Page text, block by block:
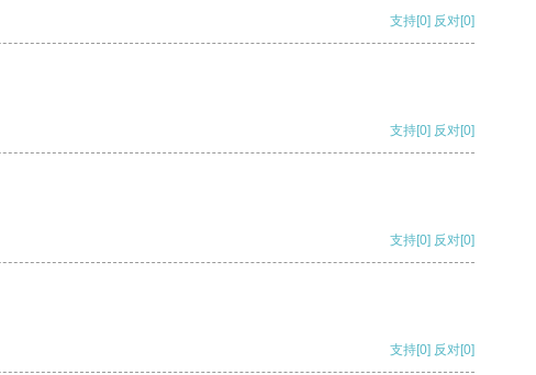
支持[0] 反对[0]
支持[0] 反对[0]
支持[0] 反对[0]
支持[0] 反对[0]